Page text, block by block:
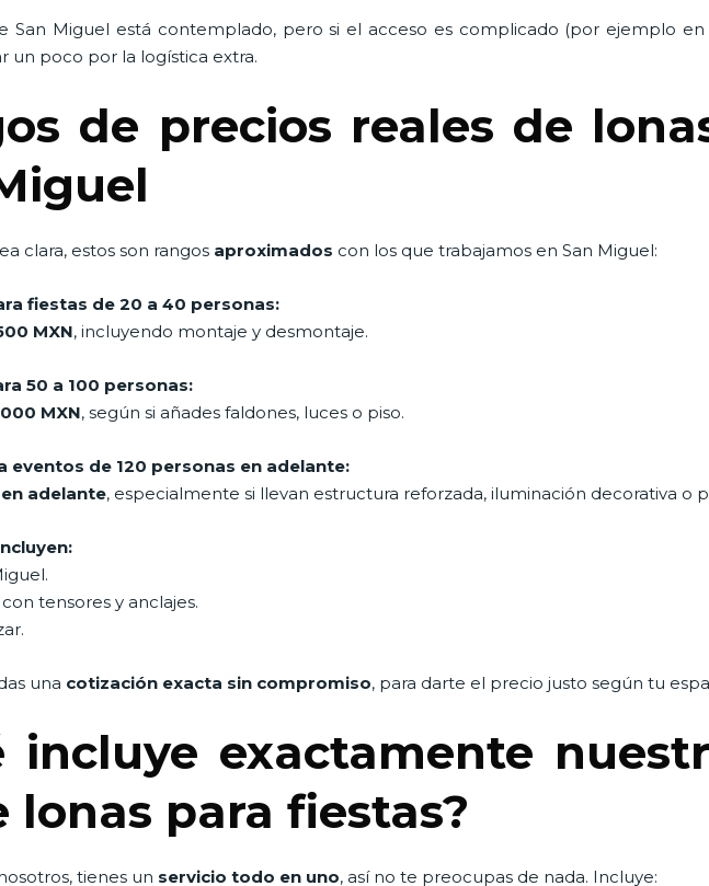
San Miguel está contemplado, pero si el acceso es complicado (por ejemplo en
un poco por la logística extra.
de precios reales de
clara, estos son rangos aproximados con los que trabajamos en San Miguel:
fiestas de 20 a 40 personas:
MXN, incluyendo montaje y desmontaje.
50 a 100 personas:
MXN, según si añades faldones, luces o piso.
eventos de 120 personas en adelante:
adelante, especialmente si llevan estructura reforzada, iluminación decorativa o
tensores y anclajes.
una cotización exacta sin compromiso, para darte el precio justo según tu
incluye exactamente
lonas para fiestas?
tienes un servicio todo en uno, así no te preocupas de nada. Incluye: